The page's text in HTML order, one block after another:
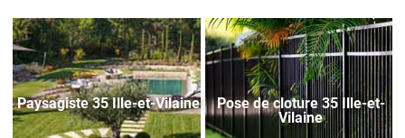
Paysagiste 35 Ille-et-Vilaine
Pose de cloture 35 Ille-et-
Vilaine